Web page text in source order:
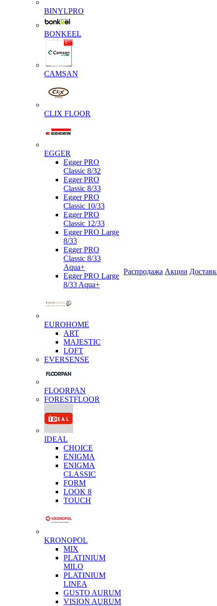
BINYLPRO
BONKEEL
CAMSAN
CLIX FLOOR
EGGER
Egger PRO
Classic 8/32
Egger PRO
Classic 8/33
Egger PRO
Classic 10/33
Egger PRO
Classic 12/33
Egger PRO Large
8/33
Egger PRO
Classic 8/33
Aqua+
Egger PRO Large
8/33 Aqua+
EUROHOME
ART
MAJESTIC
LOFT
EVERSENSE
FLOORPAN
FORESTFLOOR
IDEAL
CHOICE
ENIGMA
ENIGMA
CLASSIC
FORM
LOOK 8
TOUCH
KRONOPOL
MIX
PLATINIUM
MILO
PLATINIUM
LINEA
GUSTO AURUM
VISION AURUM
Распродажа Акции